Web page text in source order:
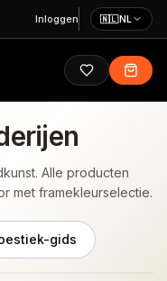
Inloggen 🇳🇱NL
Alle producten
met framekleurselectie.
gids